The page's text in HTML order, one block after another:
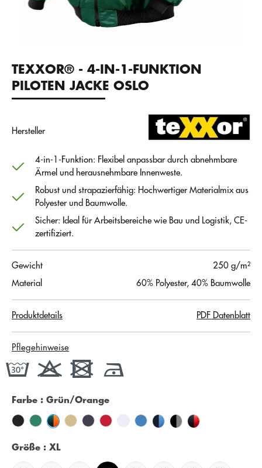
TEXXOR® - 4-IN-1-FUNKTION
PILOTEN JACKE OSLO
Hersteller
4-in-1-Funktion: Flexibel anpassbar durch abnehmbare
Ärmel und herausnehmbare Innenweste.
Robust und strapazierfähig: Hochwertiger Materialmix aus
Polyester und Baumwolle.
Sicher: Ideal für Arbeitsbereiche wie Bau und Logistik, CE-
zertifiziert.
Gewicht
250 g/m²
Material
60% Polyester, 40% Baumwolle
Produktdetails PDF Datenblatt
Pflegehinweise
Farbe : Grün/Orange
Größe : XL